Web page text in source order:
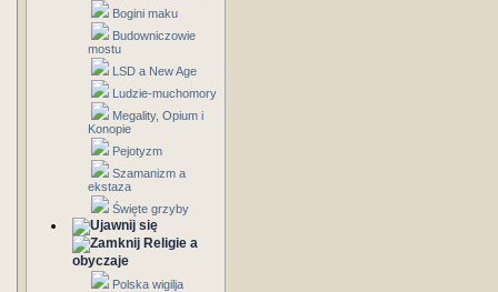
Bogini maku
Budowniczowie
mostu
LSD a New Age
Ludzie-muchomory
Megality, Opium i
Konopie
Pejotyzm
Szamanizm a
ekstaza
Święte grzyby
Religie a
obyczaje
Polska wigilja